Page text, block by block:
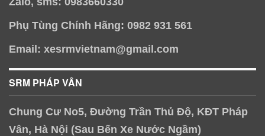
Phụ Tùng Chính Hãng: 0982 931 561
Email: xesrmvietnam@gmail.com
SRM PHÁP VÂN
Chung Cư No5, Đường Trần Thủ Độ, KĐT Pháp
Vân, Hà Nội (Sau Bến Xe Nước Ngầm)